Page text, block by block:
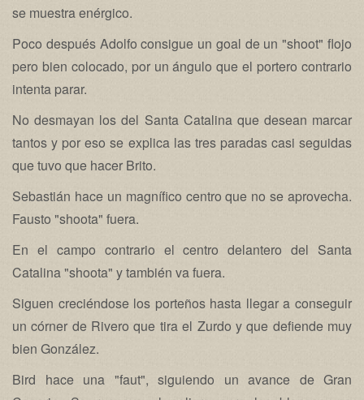
se muestra enérgico.
Poco después Adolfo consigue un goal de un "shoot" flojo
pero bien colocado, por un ángulo que el portero contrario
intenta parar.
No desmayan los del Santa Catalina que desean marcar
tantos y por eso se explica las tres paradas casi seguidas
que tuvo que hacer Brito.
Sebastián hace un magnífico centro que no se aprovecha.
Fausto "shoota" fuera.
En el campo contrario el centro delantero del Santa
Catalina "shoota" y también va fuera.
Siguen creciéndose los porteños hasta llegar a conseguir
un córner de Rivero que tira el Zurdo y que defiende muy
bien González.
Bird hace una "faut", siguiendo un avance de Gran